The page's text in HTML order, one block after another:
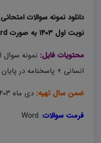
دانلود نمونه سوالات
نوبت اول ۱۴۰۳ به صورت word؛
محتویات فایل: نمونه سوال
انسانی + پاسخنامه در
ضمن سال تهیه: دی ماه ۱۴۰۳
فرمت سوالات: